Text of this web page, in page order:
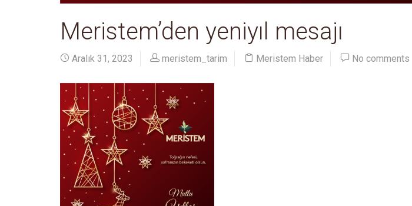
Meristem’den yeniyıl mesajı
Aralık 31, 2023 meristem_tarim Meristem Haber No comments